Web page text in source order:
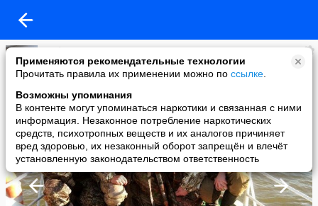
Применяются рекомендательные технологии
Прочитать правила их применении можно по ссылке
Возможны упоминания
В контенте могут упоминаться наркотики и связанная с ними
информация. Незаконное потребление наркотических
средств, психотропных веществ и их аналогов причиняет
вред здоровью, их незаконный оборот запрещён и влечёт
установленную законодательством ответственность
Рыбалка, охота и отдых в России!
added a photo
28 Aug в 15:39